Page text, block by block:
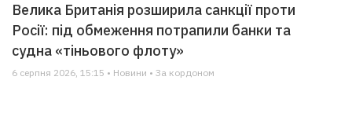
Велика Британія розширила санкції проти
Росії: під обмеження потрапили банки та
судна «тіньового флоту»
6 серпня 2026, 15:15 • Новини • За кордоном